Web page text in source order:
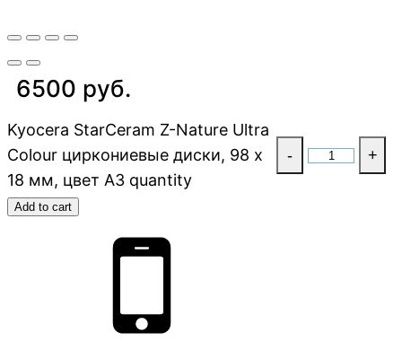
6500 руб.
Kyocera StarCeram Z-Nature Ultra
Colour циркониевые диски, 98 х
18 мм, цвет A3 quantity
- +
Add to cart